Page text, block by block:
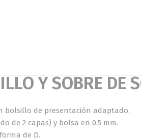
Y SOBRE DE
bolsillo de presentación adaptado.
de 2 capas) y bolsa en 0.5 mm.
de D.